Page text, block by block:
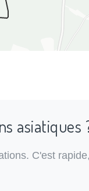
asiatiques
C'est